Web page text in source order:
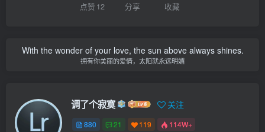
点赞 12 分享 收藏
With the wonder of your love, the sun above always shines.
拥有你美丽的爱情，太阳就永远明媚
调了个寂寞 关注
880 21 119 114W+